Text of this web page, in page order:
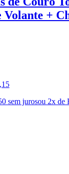
Volante +
,15
sem jurosou 2x de